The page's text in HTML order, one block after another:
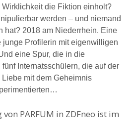
Wirklichkeit die Fiktion einholt?
werden – und niemand
hat? 2018 am Niederrhein. Eine
junge Profilerin mit eigenwilligen
eine Spur, die in die
Internatsschülern, die auf der
mit dem Geheimnis
PARFUM in ZDFneo ist im